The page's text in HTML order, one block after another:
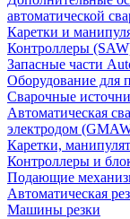
автоматической
Каретки и
Контроллеры
Запасные части
Оборудование для
Сварочные
Автоматическая
электродом
Каретки,
Контроллеры и
Подающие
Автоматическая
Машины резки